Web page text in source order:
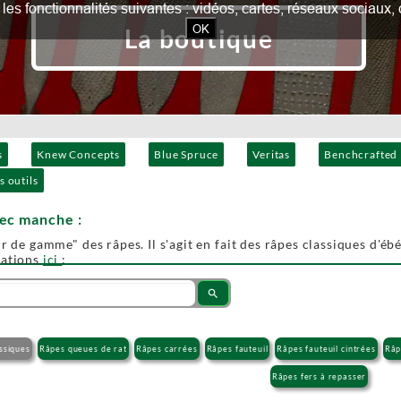
Knew Concepts Blue Spruce Veritas Benchcrafted
outils
La boutique
manche :
de gamme" des râpes. Il s'agit en fait des râpes classiques
ici :
search
Râpes queues de rat Râpes carrées Râpes fauteuil Râpes fauteuil cintrées
Râpes fers à repasser
fonctionnalités suivantes : vidéos, cartes, réseaux
OK